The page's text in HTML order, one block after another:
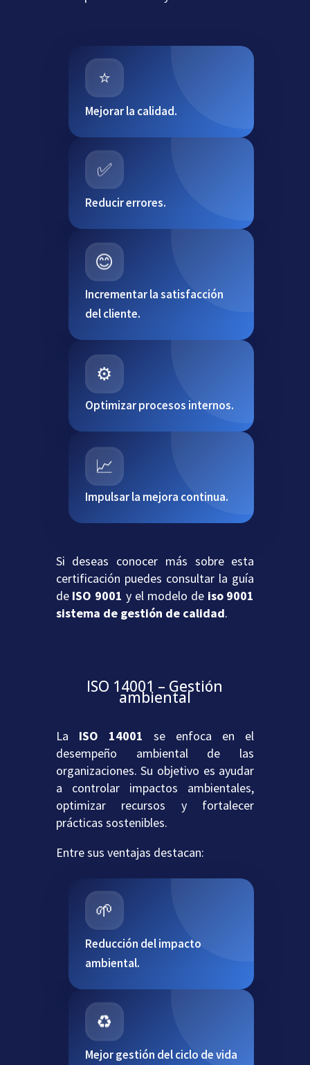
⭐
Mejorar la calidad.
✅
Reducir errores.
😊
Incrementar la satisfacción
del cliente.
⚙️
Optimizar procesos internos.
📈
Impulsar la mejora continua.
Si deseas conocer más sobre esta
certificación puedes consultar la guía
de ISO 9001 y el modelo de iso 9001
sistema de gestión de calidad.
ISO 14001 – Gestión
ambiental
La ISO 14001 se enfoca en el
desempeño ambiental de las
organizaciones. Su objetivo es ayudar
a controlar impactos ambientales,
optimizar recursos y fortalecer
prácticas sostenibles.
Entre sus ventajas destacan:
🌱
Reducción del impacto
ambiental.
♻️
Mejor gestión del ciclo de vida